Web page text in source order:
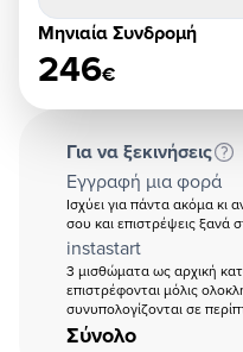
Μηνιαία Συνδρομή
246€
Για να ξεκινήσεις
Εγγραφή μια φορά
Ισχύει για πάντα ακόμα κι
σου και επιστρέψεις ξανά
instastart
3 μισθώματα ως αρχική
επιστρέφονται μόλις
συνυπολογίζονται σε
Σύνολο